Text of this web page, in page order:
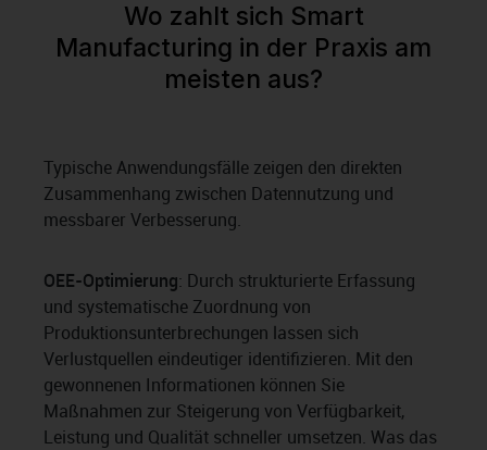
Wo zahlt sich Smart
Manufacturing in der Praxis am
meisten aus?
Typische Anwendungsfälle zeigen den direkten
Zusammenhang zwischen Datennutzung und
messbarer Verbesserung.
OEE-Optimierung: Durch strukturierte Erfassung
und systematische Zuordnung von
Produktionsunterbrechungen lassen sich
Verlustquellen eindeutiger identifizieren. Mit den
gewonnenen Informationen können Sie
Maßnahmen zur Steigerung von Verfügbarkeit,
Leistung und Qualität schneller umsetzen. Was das